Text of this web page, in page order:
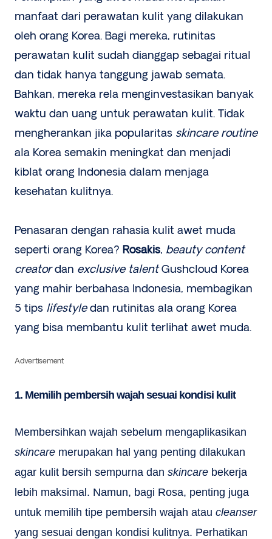
manfaat dari perawatan kulit yang dilakukan
oleh orang Korea. Bagi mereka, rutinitas
perawatan kulit sudah dianggap sebagai ritual
dan tidak hanya tanggung jawab semata.
Bahkan, mereka rela menginvestasikan banyak
waktu dan uang untuk perawatan kulit. Tidak
mengherankan jika popularitas skincare routine
ala Korea semakin meningkat dan menjadi
kiblat orang Indonesia dalam menjaga
kesehatan kulitnya.
Penasaran dengan rahasia kulit awet muda
seperti orang Korea? Rosakis, beauty content
creatordan exclusive talentGushcloud Korea
yang mahir berbahasa Indonesia, membagikan
5 tips lifestyledan rutinitas ala orang Korea
yang bisa membantu kulit terlihat awet muda.
Advertisement
1. Memilih pembersih wajah sesuai kondisi kulit
Membersihkan wajah sebelum mengaplikasikan
skincare merupakan hal yang penting dilakukan
agar kulit bersih sempurna dan skincare bekerja
lebih maksimal. Namun, bagi Rosa, penting juga
untuk memilih tipe pembersih wajah atau cleanser
yang sesuai dengan kondisi kulitnya. Perhatikan